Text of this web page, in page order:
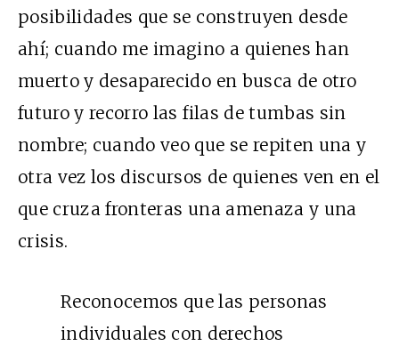
posibilidades que se construyen desde
ahí; cuando me imagino a quienes han
muerto y desaparecido en busca de otro
futuro y recorro las filas de tumbas sin
nombre; cuando veo que se repiten una y
otra vez los discursos de quienes ven en el
que cruza fronteras una amenaza y una
crisis.
Reconocemos que las personas
individuales con derechos